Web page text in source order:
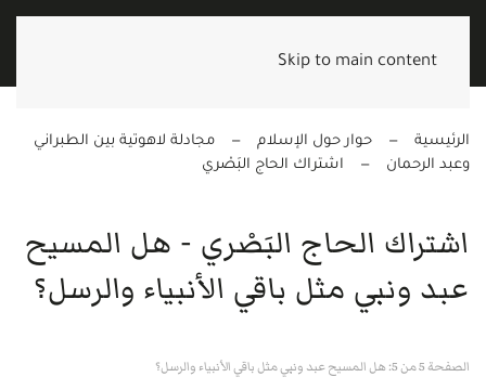
Skip to main content
الرئيسية حوار حول الإسلام
مجادلة لاهوتية بين الطبراني
وعبد الرحمان
اشتراك الحاج البَصْري
اشتراك الحاج البَصْري - هل المسيح
عبد ونبي مثل باقي الأنبياء والرسل؟
الصفحة 5 من 5: هل المسيح عبد ونبي مثل باقي الأنبياء والرسل؟